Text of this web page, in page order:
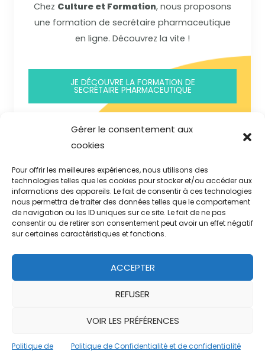
Gérer le consentement aux
cookies
Pour offrir les meilleures expériences, nous utilisons des
technologies telles que les cookies pour stocker et/ou accéder aux
informations des appareils. Le fait de consentir à ces technologies
nous permettra de traiter des données telles que le comportement
de navigation ou les ID uniques sur ce site. Le fait de ne pas
consentir ou de retirer son consentement peut avoir un effet négatif
sur certaines caractéristiques et fonctions.
ACCEPTER
REFUSER
VOIR LES PRÉFÉRENCES
Politique de Politique de Confidentialité et de confidentialité
Chez Culture et Formation, nous proposons
une formation de secrétaire pharmaceutique
en ligne. Découvrez la vite !
JE DÉCOUVRE LA FORMATION DE
SECRÉTAIRE PHARMACEUTIQUE
Contact
Mentions Légales
Politique de confidentialité
Politique de cookie